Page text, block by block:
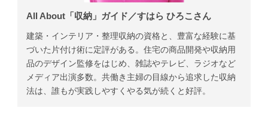
All About「収納」ガイド／すはら ひろこさん
建築・インテリア・整理収納の資格と、豊富な経験に基
づいた片付け術に定評がある。住宅の商品開発や収納用
品のデザイン監修をはじめ、雑誌やテレビ、ラジオなど
メディア出演多数。共働き主婦の目線から追求した収納
法は、誰もが実践しやすくやる気が続くと好評。